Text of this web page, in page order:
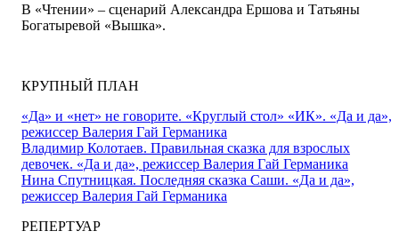
В «Чтении» – сценарий Александра Ершова и Татьяны
Богатыревой «Вышка».
КРУПНЫЙ ПЛАН
«Да» и «нет» не говорите. «Круглый стол» «ИК». «Да и да»,
режиссер Валерия Гай Германика
Владимир Колотаев. Правильная сказка для взрослых
девочек. «Да и да», режиссер Валерия Гай Германика
Нина Спутницкая. Последняя сказка Саши. «Да и да»,
режиссер Валерия Гай Германика
РЕПЕРТУАР